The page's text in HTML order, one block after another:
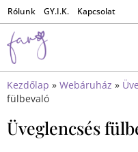
Rólunk GY.I.K. Kapcsolat
Kezdőlap » Webáruház »
fülbevaló
Üveglencsés